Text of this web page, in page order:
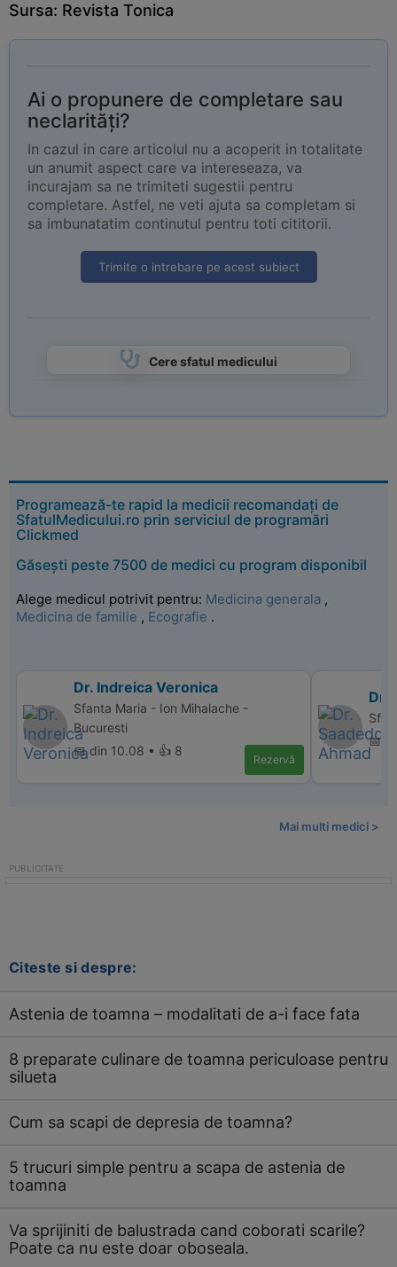
Sursa: Revista Tonica
Ai o propunere de completare sau
neclarități?
In cazul in care articolul nu a acoperit in totalitate
un anumit aspect care va intereseaza, va
incurajam sa ne trimiteti sugestii pentru
completare. Astfel, ne veti ajuta sa completam si
sa imbunatatim continutul pentru toti cititorii.
Trimite o intrebare pe acest subiect
Cere sfatul medicului
Programează-te rapid la medicii recomandați de
SfatulMedicului.ro prin serviciul de programări
Clickmed
Găsești peste 7500 de medici cu program disponibil
Alege medicul potrivit pentru: Medicina generala ,
Medicina de familie , Ecografie .
Dr. Indreica Veronica
Sfanta Maria - Ion Mihalache -
Bucuresti
📅 din 10.08 • 👍 8
Rezervă
Dr.
📅
Mai multi medici >
Citeste si despre:
Astenia de toamna – modalitati de a-i face fata
8 preparate culinare de toamna periculoase pentru
silueta
Cum sa scapi de depresia de toamna?
5 trucuri simple pentru a scapa de astenia de
toamna
Va sprijiniti de balustrada cand coborati scarile?
Poate ca nu este doar oboseala.